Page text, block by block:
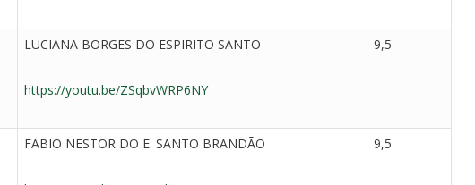
LUCIANA BORGES DO ESPIRITO SANTO
https://youtu.be/ZSqbvWRP6NY
9,5
FABIO NESTOR DO E. SANTO BRANDÃO 9,5